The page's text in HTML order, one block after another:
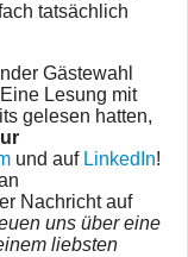
tatsächlich
Gästewahl
Lesung mit
gelesen hatten,
und auf LinkedIn!
Nachricht auf
uns über eine
liebsten